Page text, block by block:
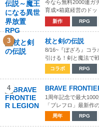
今なら無料2000連ガ
育成×箱庭経営のドッ
新作 RPG
3 杖と剣の伝説
8/16~『ぼざろ』コ
引ける！剣と魔法で
コラボ RPG
4 BRAVE
1周年記念で最大
「ブレフロ」最新作
周年 RPG